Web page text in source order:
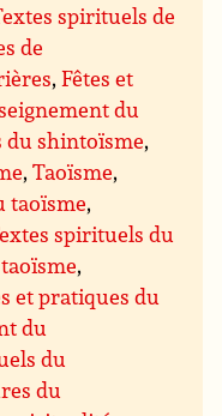
spirituels de
de
,Fêtes et
du
du shintoïsme,
,Taoïsme,
taoïsme,
spirituels du
,
et pratiques du
du
du
du